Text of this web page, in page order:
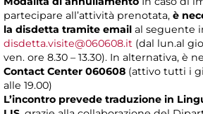
partecipare all’attività prenotata, è
la disdetta tramite email al seguente
disdetta.visite@060608.it (dal lun.al
ven. ore 8.30 – 13.30). In alternativa, è
Contact Center 060608 (attivo tutti i
alle 19.00)
L’incontro prevede traduzione in